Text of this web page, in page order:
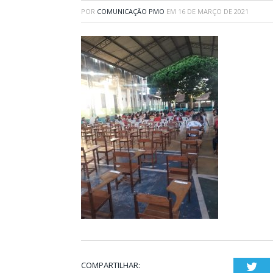
POR COMUNICAÇÃO PMO EM 16 DE MARÇO DE 2021
COMPARTILHAR: